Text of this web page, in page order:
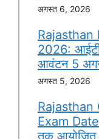
अगस्त 6, 2026
2026:
आवंटन 5
अगस्त 5, 2026
Rajasthan
Exam Date
तक आयोजित